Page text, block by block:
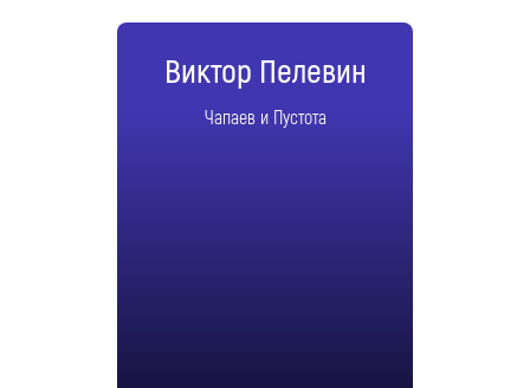
Виктор Пелевин
Чапаев и Пустота